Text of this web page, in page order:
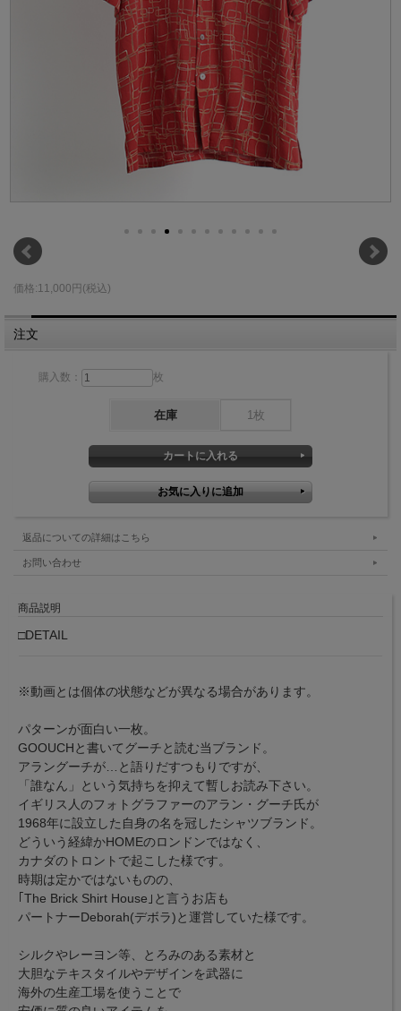
価格:11,000円(税込)
注文
購入数： 枚
在庫 1枚
返品についての詳細はこちら
お問い合わせ
商品説明
□DETAIL
※動画とは個体の状態などが異なる場合があります。
パターンが面白い一枚。
GOOUCHと書いてグーチと読む当ブランド。
アラングーチが…と語りだすつもりですが、
「誰なん」という気持ちを抑えて暫しお読み下さい。
イギリス人のフォトグラファーのアラン・グーチ氏が
1968年に設立した自身の名を冠したシャツブランド。
どういう経緯かHOMEのロンドンではなく、
カナダのトロントで起こした様です。
時期は定かではないものの、
｢The Brick Shirt House｣と言うお店も
パートナーDeborah(デボラ)と運営していた様です。
シルクやレーヨン等、とろみのある素材と
大胆なテキスタイルやデザインを武器に
海外の生産工場を使うことで